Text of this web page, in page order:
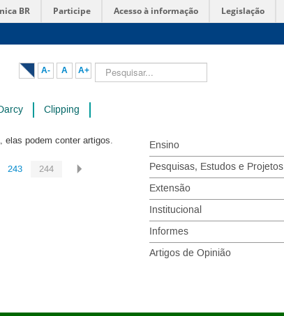
BR Participe Acesso à informação Legislação
A- A A+ Pesquisar...
Clipping
elas podem conter artigos.
243 244
Ensino
Pesquisas, Estudos e Projetos
Extensão
Institucional
Informes
Artigos de Opinião